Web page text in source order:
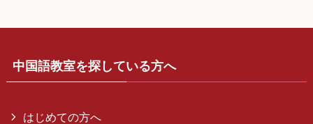
中国語教室を探している方へ
はじめての方へ